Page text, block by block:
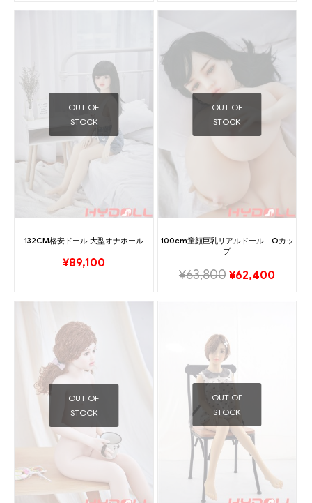
OUT OF
STOCK
132CM格安ドール 大型オナホール
¥89,100
OUT OF
STOCK
100cm童顔巨乳リアルドール Oカッ
プ
¥63,800 ¥62,400
OUT OF
STOCK
OUT OF
STOCK